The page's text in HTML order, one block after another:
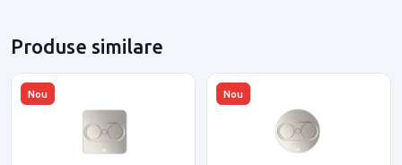
Produse similare
Nou Nou